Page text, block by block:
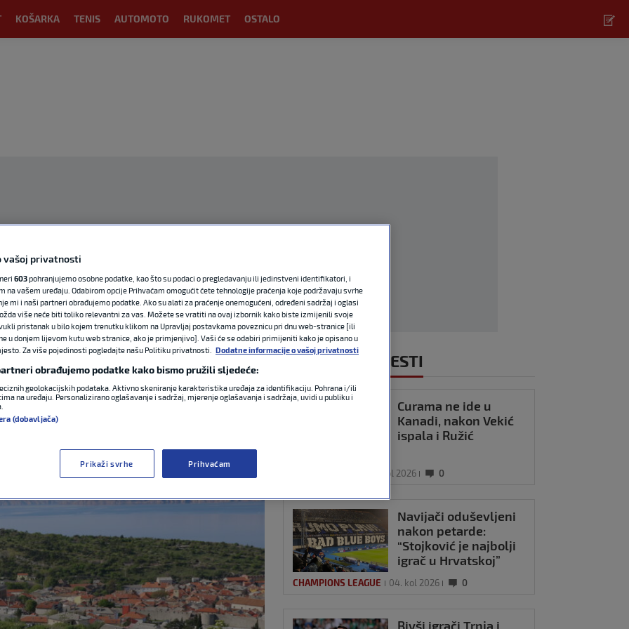
KOŠARKA TENIS AUTOMOTO RUKOMET OSTALO
vodi ispred
NAJNOVIJE VIJESTI
Curama ne ide u
Kanadi, nakon Vekić
ispala i Ružić
04. kol 2026 0
Navijači oduševljeni
nakon petarde:
“Stojković je najbolji
igrač u Hrvatskoj”
CHAMPIONS LEAGUE 04. kol 2026 0
Bivši igrači Trnja i
vašoj privatnosti
603pohranjujemo osobne podatke, kao što su podaci o pregledavanju ili jedinstveni identifikatori, i
na vašem uređaju. Odabirom opcije Prihvaćam omogućit ćete tehnologije praćenja koje podržavaju svrhe
mi i naši partneri obrađujemo podatke. Ako su alati za praćenje onemogućeni, određeni sadržaj i oglasi
više neće biti toliko relevantni za vas. Možete se vratiti na ovaj izbornik kako biste izmijenili svoje
pristanak u bilo kojem trenutku klikom na Upravljaj postavkama poveznicu pri dnu web-stranice [ili
u donjem lijevom kutu web stranice, ako je primjenjivo]. Vaši će se odabiri primijeniti kako je opisano u
Za više pojedinosti pogledajte našu Politiku privatnosti.
Dodatne informacije o vašoj privatnosti
obrađujemo podatke kako bismo pružili sljedeće:
geolokacijskih podataka. Aktivno skeniranje karakteristika uređaja za identifikaciju. Pohrana i/ili
na uređaju. Personalizirano oglašavanje i sadržaj, mjerenje oglašavanja i sadržaja, uvidi u publiku i
(dobavljača)
Prikaži svrhe Prihvaćam